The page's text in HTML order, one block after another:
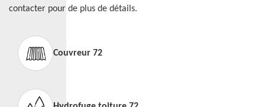
contacter pour de plus de détails.
Couvreur 72